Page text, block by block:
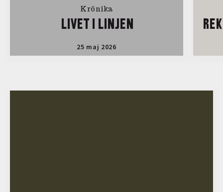
Krönika
LIVET I LINJEN
25 maj 2026